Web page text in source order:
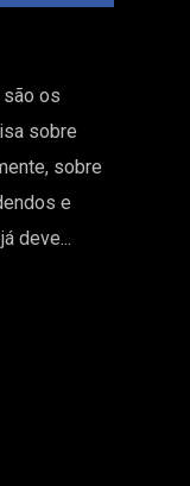
os
sobre
sobre
e
deve...